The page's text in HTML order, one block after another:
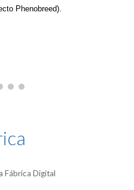
Phenobreed).
Fábrica Digital